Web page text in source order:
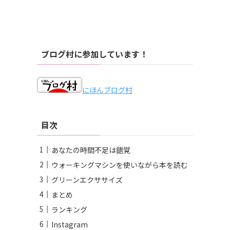
ブログ村に参加しています！
にほんブログ村
目次
あなたの時間不足は錯覚
ウォーキングマシンを使いながら本を読む
グリーンエクササイズ
まとめ
ランキング
Instagram